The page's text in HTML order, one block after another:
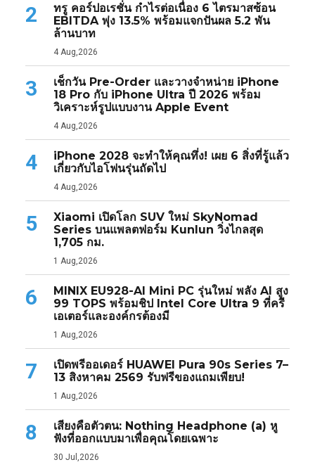
2
ทรู คอร์ปอเรชั่น กำไรต่อเนื่อง 6 ไตรมาสซ้อน
EBITDA พุ่ง 13.5% พร้อมแจกปันผล 5.2 พัน
ล้านบาท
4 Aug,2026
3
เช็กวัน Pre-Order และวางจำหน่าย iPhone
18 Pro กับ iPhone Ultra ปี 2026 พร้อม
วิเคราะห์รูปแบบงาน Apple Event
4 Aug,2026
4
iPhone 2028 จะทำให้คุณทึ่ง! เผย 6 สิ่งที่รู้แล้ว
เกี่ยวกับไอโฟนรุ่นถัดไป
4 Aug,2026
5
Xiaomi เปิดโลก SUV ใหม่ SkyNomad
Series บนแพลตฟอร์ม Kunlun วิ่งไกลสุด
1,705 กม.
1 Aug,2026
6
MINIX EU928-AI Mini PC รุ่นใหม่ พลัง AI สูง
99 TOPS พร้อมชิป Intel Core Ultra 9 ที่ครี
เอเตอร์และองค์กรต้องมี
1 Aug,2026
7
เปิดพรีออเดอร์ HUAWEI Pura 90s Series 7–
13 สิงหาคม 2569 รับฟรีของแถมเพียบ!
1 Aug,2026
8
เสียงคือตัวตน: Nothing Headphone (a) หู
ฟังที่ออกแบบมาเพื่อคุณโดยเฉพาะ
30 Jul,2026